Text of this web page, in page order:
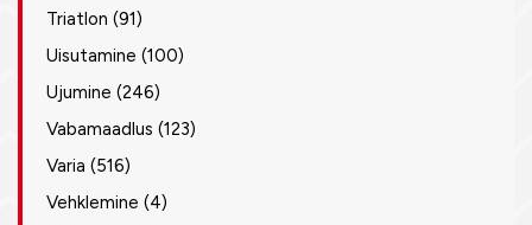
Triatlon (91)
Uisutamine (100)
Ujumine (246)
Vabamaadlus (123)
Varia (516)
Vehklemine (4)